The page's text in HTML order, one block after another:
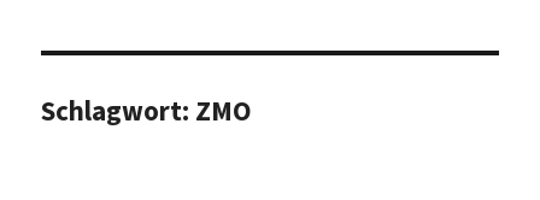
Schlagwort: ZMO